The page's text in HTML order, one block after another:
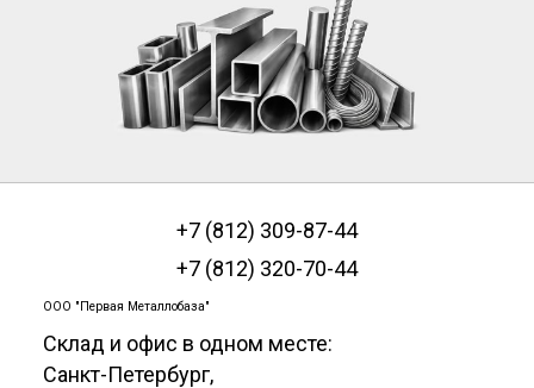
+7 (812) 309-87-44
+7 (812) 320-70-44
ООО "Первая Металлобаза"
Склад и офис в одном месте:
Санкт-Петербург,